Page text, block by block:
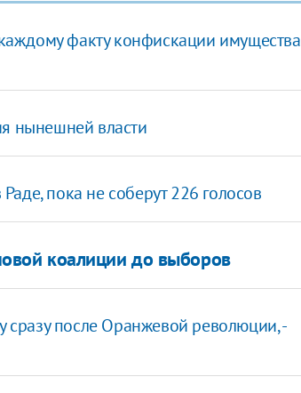
факту конфискации имущества
нынешней власти
пока не соберут 226 голосов
коалиции до выборов
сразу после Оранжевой революции, -